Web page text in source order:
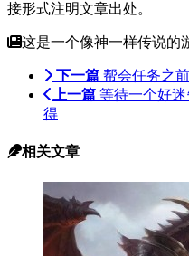
接形式注明文章出处。
这是一个像神一样传说的
下一篇 帮会任务之
上一篇 等待一个好
得
相关文章